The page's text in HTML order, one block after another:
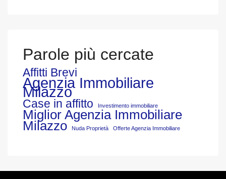
Parole più cercate
Affitti Brevi
Agenzia Immobiliare
Milazzo
Case in affitto Investimento immobiliare
Miglior Agenzia Immobiliare
Milazzo Nuda Proprietà Offerte Agenzia Immobiliare